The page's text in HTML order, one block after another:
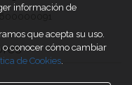
información de
que acepta su uso.
conocer cómo cambiar
de Cookies.